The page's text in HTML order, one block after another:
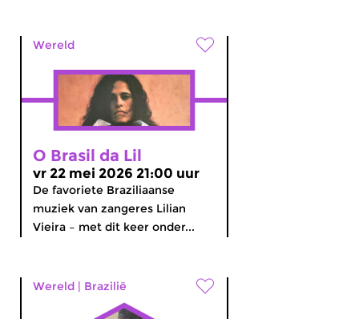
Wereld
O Brasil da Lil
vr 22 mei 2026 21:00 uur
De favoriete Braziliaanse
muziek van zangeres Lilian
Vieira – met dit keer onder...
Wereld | Brazilië